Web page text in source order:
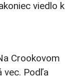
viedlo k
Crookovom
vec. Podľa